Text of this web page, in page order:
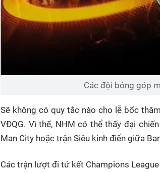
Các đội bóng góp
Sẽ không có quy tắc nào cho lễ bốc
VĐQG. Vì thế, NHM có thể thấy đại
Man City hoặc trận Siêu kinh điển giữa
Các trận lượt đi tứ kết Champions